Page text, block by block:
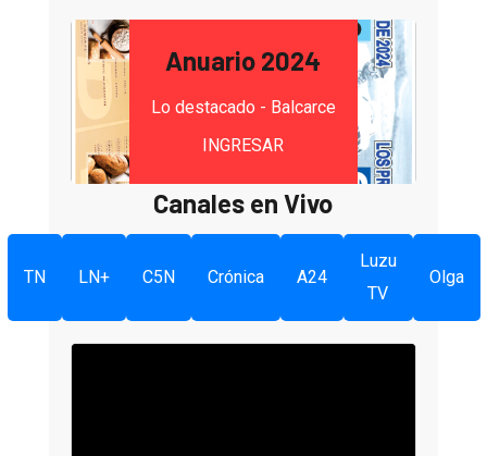
Anuario 2024
Lo destacado - Balcarce
INGRESAR
Canales en Vivo
TN LN+ C5N Crónica A24
Luzu
TV
Olga